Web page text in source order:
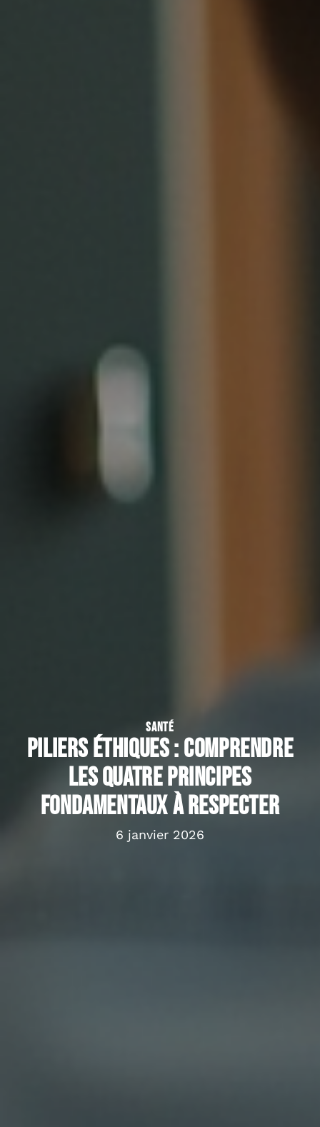
SANTÉ
Piliers éthiques : comprendre
les quatre principes
fondamentaux à respecter
6 janvier 2026